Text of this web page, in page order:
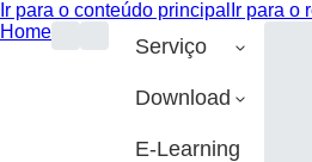
Ir para o conteúdo principal Ir para o
Home
Serviço
Download
E-Learning